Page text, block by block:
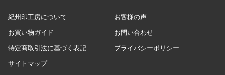
紀州印工房について お客様の声
お買い物ガイド お問い合わせ
特定商取引法に基づく表記 プライバシーポリシー
サイトマップ